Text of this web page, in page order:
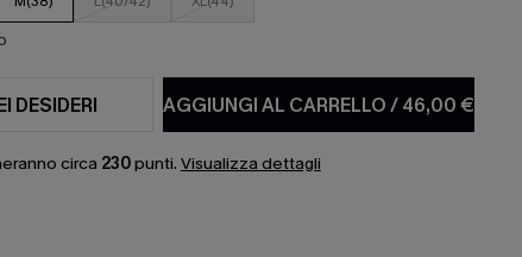
AGGIUNGI AL CARRELLO/46,00 €
DESIDERI
circa 230punti. Visualizza dettagli